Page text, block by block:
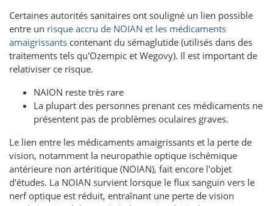
Certaines autorités sanitaires ont souligné un lien possible
entre un risque accru de NOIAN et les médicaments
amaigrissants contenant du sémaglutide (utilisés dans des
traitements tels qu'Ozempic et Wegovy). Il est important de
relativiser ce risque.
NAION reste très rare
La plupart des personnes prenant ces médicaments ne
présentent pas de problèmes oculaires graves.
Le lien entre les médicaments amaigrissants et la perte de
vision, notamment la neuropathie optique ischémique
antérieure non artéritique (NOIAN), fait encore l'objet
d'études. La NOIAN survient lorsque le flux sanguin vers le
nerf optique est réduit, entraînant une perte de vision